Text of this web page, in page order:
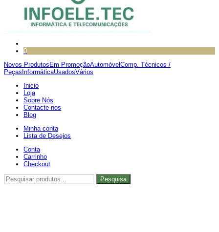
0
Novos Produtos Em PromoçãoAutomóvel Comp. Técnicos /
Peças InformáticaUsadosVários
Inicio
Loja
Sobre Nós
Contacte-nos
Blog
Minha conta
Lista de Desejos
Conta
Carrinho
Checkout
Pesquisar
por:
Pesquisa